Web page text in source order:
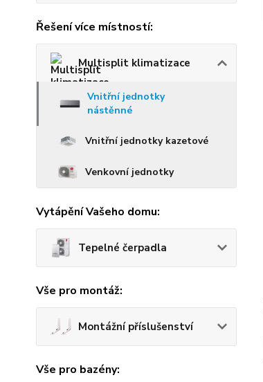
Řešení více místností:
Multisplit klimatizace
Vnitřní jednotky
nástěnné
Vnitřní jednotky kazetové
Venkovní jednotky
Vytápění Vašeho domu:
Tepelné čerpadla
Vše pro montáž:
Montážní příslušenství
Vše pro bazény: